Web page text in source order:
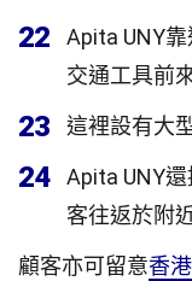
22
Apita UNY
交通工具前
23 這裡設有大
24
Apita UNY
客往返於附
顧客亦可留意香